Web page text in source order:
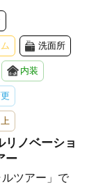
洗面所
内装
リノベーショ
ー
ルツアー」で